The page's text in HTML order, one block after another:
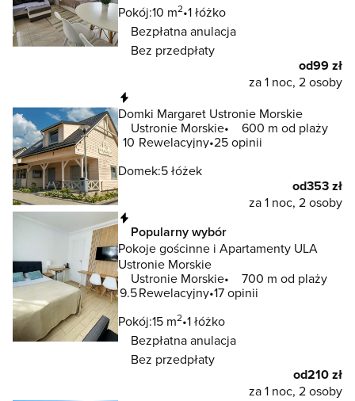
Pokój:10 m2 1 łóżko
Bezpłatna anulacja
Bez przedpłaty
od99 zł
za 1 noc, 2 osoby
Domki Margaret Ustronie Morskie
Ustronie Morskie
600 m od plaży
10 Rewelacyjny 25 opinii
Domek:5 łóżek
od353 zł
za 1 noc, 2 osoby
Popularny wybór
Pokoje gościnne i Apartamenty ULA
Ustronie Morskie
Ustronie Morskie
700 m od plaży
9.5Rewelacyjny 17 opinii
Pokój:15 m2 1 łóżko
Bezpłatna anulacja
Bez przedpłaty
od210 zł
za 1 noc, 2 osoby